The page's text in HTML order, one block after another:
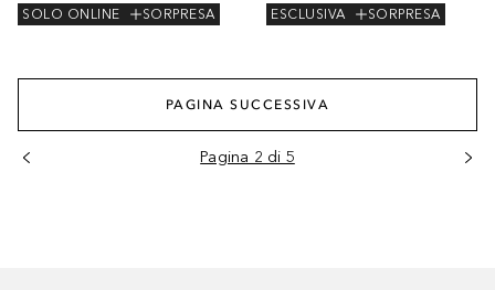
SOLO ONLINE
SORPRESA
ESCLUSIVA
SORPRESA
PAGINA SUCCESSIVA
Pagina 2 di 5